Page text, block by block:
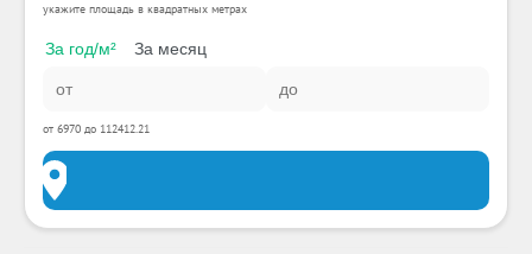
укажите площадь в квадратных метрах
За год/м² За месяц
от 6970 до 112412.21